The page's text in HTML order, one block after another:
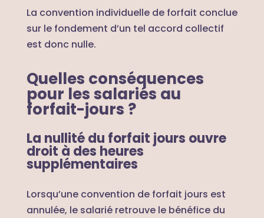
La convention individuelle de forfait conclue
sur le fondement d’un tel accord collectif
est donc nulle.
Quelles conséquences
pour les salariés au
forfait-jours ?
La nullité du forfait jours ouvre
droit à des heures
supplémentaires
Lorsqu’une convention de forfait jours est
annulée, le salarié retrouve le bénéfice du